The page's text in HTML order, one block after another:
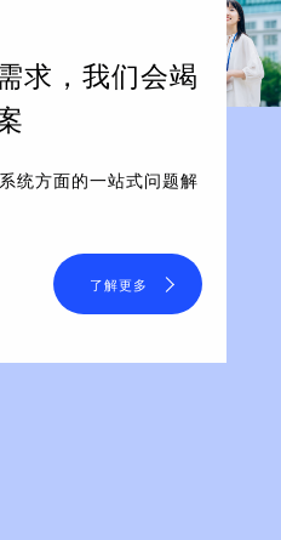
求， 我们会竭
统方面的一站式问题解
了解更多